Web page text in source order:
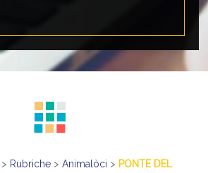
Rubriche> Animalòci > PONTE DEL